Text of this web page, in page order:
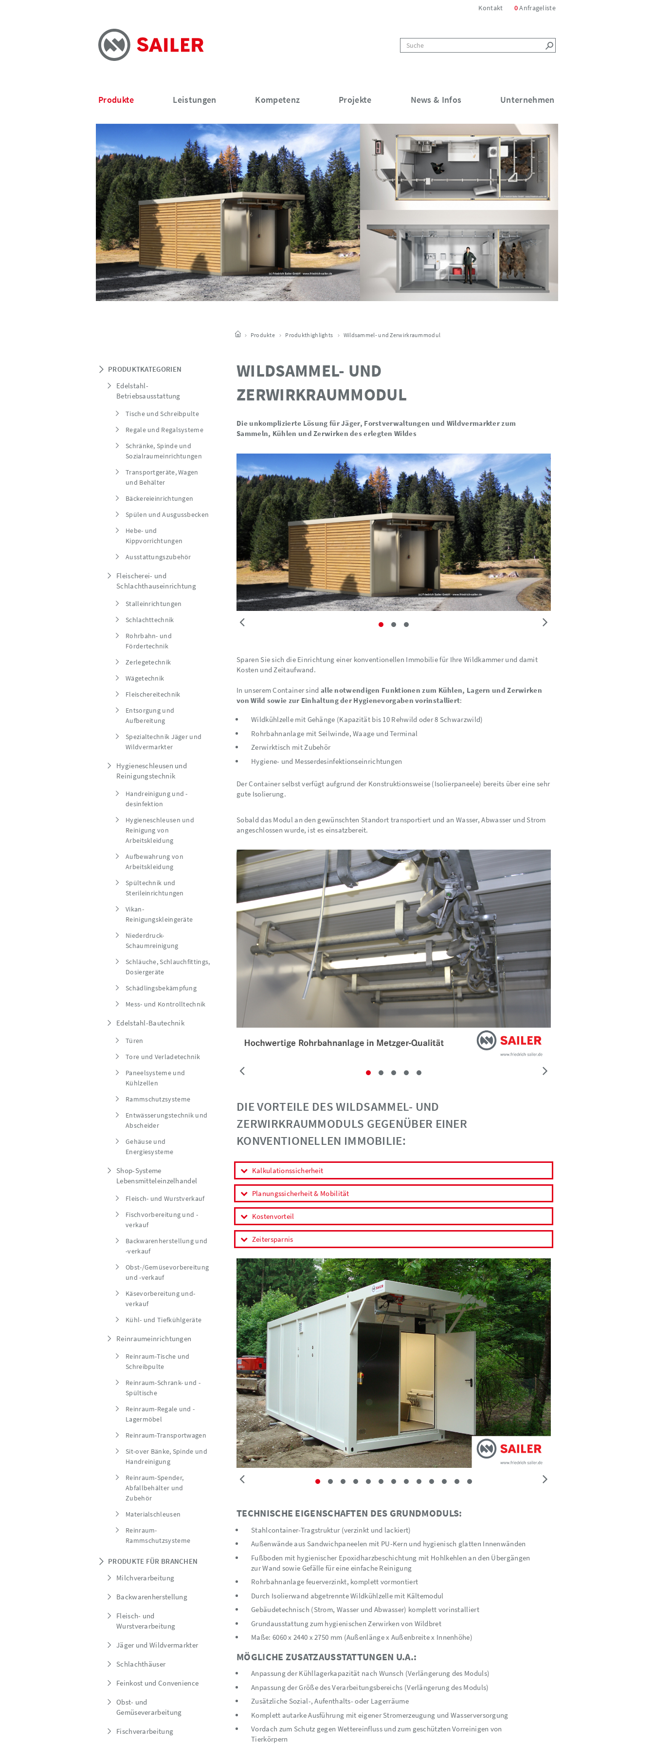
Kontakt 0Anfrageliste
Produkte Leistungen Kompetenz Projekte News & Infos Unternehmen
Produkte Produkthighlights Wildsammel- und Zerwirkraummodul
PRODUKTKATEGORIEN
Edelstahl-
Betriebsausstattung
Tische und Schreibpulte
Regale und Regalsysteme
Schränke, Spinde und
Sozialraumeinrichtungen
Transportgeräte, Wagen
und Behälter
Bäckereieinrichtungen
Spülen und Ausgussbecken
Hebe- und
Kippvorrichtungen
Ausstattungszubehör
Fleischerei- und
Schlachthauseinrichtung
Stalleinrichtungen
Schlachttechnik
Rohrbahn- und
Fördertechnik
Zerlegetechnik
Wägetechnik
Fleischereitechnik
Entsorgung und
Aufbereitung
Spezialtechnik Jäger und
Wildvermarkter
Hygieneschleusen und
Reinigungstechnik
Handreinigung und -
desinfektion
Hygieneschleusen und
Reinigung von
Arbeitskleidung
Aufbewahrung von
Arbeitskleidung
Spültechnik und
Sterileinrichtungen
Vikan-
Reinigungskleingeräte
Niederdruck-
Schaumreinigung
Schläuche, Schlauchfittings,
Dosiergeräte
Schädlingsbekämpfung
Mess- und Kontrolltechnik
Edelstahl-Bautechnik
Türen
Tore und Verladetechnik
Paneelsysteme und
Kühlzellen
Rammschutzsysteme
Entwässerungstechnik und
Abscheider
Gehäuse und
Energiesysteme
Shop-Systeme
Lebensmitteleinzelhandel
Fleisch- und Wurstverkauf
Fischvorbereitung und -
verkauf
Backwarenherstellung und
-verkauf
Obst-/Gemüsevorbereitung
und -verkauf
Käsevorbereitung und-
verkauf
Kühl- und Tiefkühlgeräte
Reinraumeinrichtungen
Reinraum-Tische und
Schreibpulte
Reinraum-Schrank- und -
Spültische
Reinraum-Regale und -
Lagermöbel
Reinraum-Transportwagen
Sit-over Bänke, Spinde und
Handreinigung
Reinraum-Spender,
Abfallbehälter und
Zubehör
Materialschleusen
Reinraum-
Rammschutzsysteme
PRODUKTE FÜR BRANCHEN
Milchverarbeitung
Backwarenherstellung
Fleisch- und
Wurstverarbeitung
Jäger und Wildvermarkter
Schlachthäuser
Feinkost und Convenience
Obst- und
Gemüseverarbeitung
Fischverarbeitung
WILDSAMMEL- UND
ZERWIRKRAUMMODUL
Die unkomplizierte Lösung für Jäger, Forstverwaltungen und Wildvermarkter zum
Sammeln, Kühlen und Zerwirken des erlegten Wildes
Sparen Sie sich die Einrichtung einer konventionellen Immobilie für Ihre Wildkammer und damit
Kosten und Zeitaufwand.
In unserem Container sind alle notwendigen Funktionen zum Kühlen, Lagern und Zerwirken
von Wild sowie zur Einhaltung der Hygienevorgaben vorinstalliert:
Wildkühlzelle mit Gehänge (Kapazität bis 10 Rehwild oder 8 Schwarzwild)
Rohrbahnanlage mit Seilwinde, Waage und Terminal
Zerwirktisch mit Zubehör
Hygiene- und Messerdesinfektionseinrichtungen
Der Container selbst verfügt aufgrund der Konstruktionsweise (Isolierpaneele) bereits über eine sehr
gute Isolierung.
Sobald das Modul an den gewünschten Standort transportiert und an Wasser, Abwasser und Strom
angeschlossen wurde, ist es einsatzbereit.
DIE VORTEILE DES WILDSAMMEL- UND
ZERWIRKRAUMMODULS GEGENÜBER EINER
KONVENTIONELLEN IMMOBILIE:
Kalkulationssicherheit
Planungssicherheit & Mobilität
Kostenvorteil
Zeitersparnis
TECHNISCHE EIGENSCHAFTEN DES GRUNDMODULS:
Stahlcontainer-Tragstruktur (verzinkt und lackiert)
Außenwände aus Sandwichpaneelen mit PU-Kern und hygienisch glatten Innenwänden
Fußboden mit hygienischer Epoxidharzbeschichtung mit Hohlkehlen an den Übergängen
zur Wand sowie Gefälle für eine einfache Reinigung
Rohrbahnanlage feuerverzinkt, komplett vormontiert
Durch Isolierwand abgetrennte Wildkühlzelle mit Kältemodul
Gebäudetechnisch (Strom, Wasser und Abwasser) komplett vorinstalliert
Grundausstattung zum hygienischen Zerwirken von Wildbret
Maße: 6060 x 2440 x 2750 mm (Außenlänge x Außenbreite x Innenhöhe)
MÖGLICHE ZUSATZAUSSTATTUNGEN U.A.:
Anpassung der Kühllagerkapazität nach Wunsch (Verlängerung des Moduls)
Anpassung der Größe des Verarbeitungsbereichs (Verlängerung des Moduls)
Zusätzliche Sozial-, Aufenthalts- oder Lagerräume
Komplett autarke Ausführung mit eigener Stromerzeugung und Wasserversorgung
Vordach zum Schutz gegen Wettereinfluss und zum geschützten Vorreinigen von
Tierkörpern